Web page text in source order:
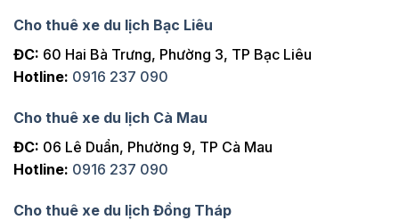
Cho thuê xe du lịch Bạc Liêu
ĐC: 60 Hai Bà Trưng, Phường 3, TP Bạc Liêu
Hotline: 0916 237 090
Cho thuê xe du lịch Cà Mau
ĐC: 06 Lê Duẩn, Phường 9, TP Cà Mau
Hotline: 0916 237 090
Cho thuê xe du lịch Đồng Tháp